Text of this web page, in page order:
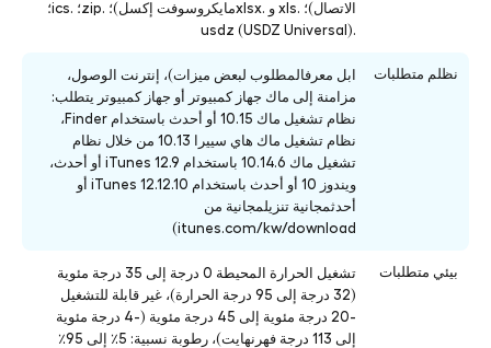
الاتصال)؛ .xls و .xlsxمايكروسوفت إكسل)؛ .zip؛ .ics؛
.usdz (USDZ Universal)
نظلم متطلبات
ابل معرفالمطلوب لبعض ميزات)، إنترنت الوصول،
مزامنة إلى ماك جهاز كمبيوتر أو جهاز كمبيوتر يتطلب:
نظام تشغيل ماك 10.15 أو أحدث باستخدام Finder،
نظام تشغيل ماك هاي سييرا 10.13 من خلال نظام
تشغيل ماك 10.14.6 باستخدام iTunes 12.9 أو أحدث،
ويندوز 10 أو أحدث باستخدام iTunes 12.12.10 أو
أحدثمجانية تنزيلمجانية من
itunes.com/kw/download)
بيئي متطلبات
تشغيل الحرارة المحيطة 0 درجة إلى 35 درجة مئوية
(32 درجة إلى 95 درجة الحرارة)، غير قابلة للتشغيل
-20 درجة مئوية إلى 45 درجة مئوية (-4 درجة مئوية
إلى 113 درجة فهرنهايت)، رطوبة نسبية: 5٪ إلى 95٪